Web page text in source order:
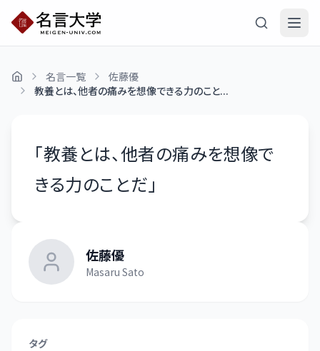
名言一覧
佐藤優
教養とは、他者の痛みを想像できる力のこと...
「教養とは、他者の痛みを想像で
きる力のことだ 」
佐藤優
Masaru Sato
タグ